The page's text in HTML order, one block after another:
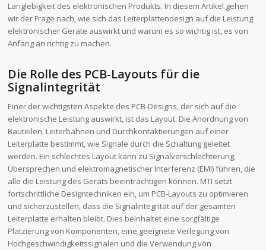
Langlebigkeit des elektronischen Produkts. In diesem Artikel gehen
wir der Frage nach, wie sich das Leiterplattendesign auf die Leistung
elektronischer Geräte auswirkt und warum es so wichtig ist, es von
Anfang an richtig zu machen.
Die Rolle des PCB-Layouts für die
Signalintegrität
Einer der wichtigsten Aspekte des PCB-Designs, der sich auf die
elektronische Leistung auswirkt, ist das Layout. Die Anordnung von
Bauteilen, Leiterbahnen und Durchkontaktierungen auf einer
Leiterplatte bestimmt, wie Signale durch die Schaltung geleitet
werden. Ein schlechtes Layout kann zu Signalverschlechterung,
Übersprechen und elektromagnetischer Interferenz (EMI) führen, die
alle die Leistung des Geräts beeinträchtigen können. MTI setzt
fortschrittliche Designtechniken ein, um PCB-Layouts zu optimieren
und sicherzustellen, dass die Signalintegrität auf der gesamten
Leiterplatte erhalten bleibt. Dies beinhaltet eine sorgfältige
Platzierung von Komponenten, eine geeignete Verlegung von
Hochgeschwindigkeitssignalen und die Verwendung von